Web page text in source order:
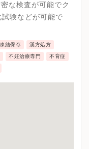
な検査が可能でク
験などが可能で
凍結保存 漢方処方
不妊治療専門 不育症